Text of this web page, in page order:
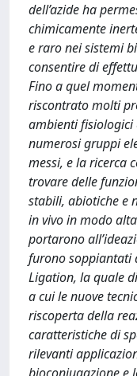
dell’azide ha
chimicamente
e raro nei sistemi
consentire di
Fino a quel
riscontrato molti
ambienti fisiologici
numerosi gruppi
messi, e la ricerca
trovare delle
stabili, abiotiche e
in vivo in modo
portarono
furono soppiantati
Ligation, la quale
a cui le nuove
riscoperta della
caratteristiche di
rilevanti